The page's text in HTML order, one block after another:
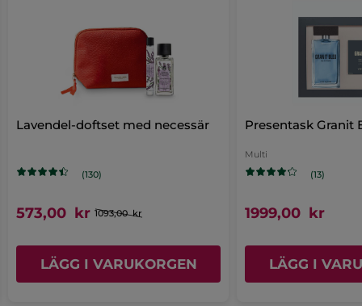
Lavendel-doftset med necessär
(130)
573,00 kr 1093,00 kr
LÄGG I VARUKORGEN
Presentask Granit
Multi
(13)
1999,00 kr
LÄGG I